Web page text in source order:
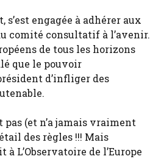
s’est engagée à adhérer aux
comité consultatif à l’avenir.
de tous les horizons
que le pouvoir
d’infliger des
pas (et n’a jamais vraiment
des règles !!! Mais
à L’Observatoire de l’Europe